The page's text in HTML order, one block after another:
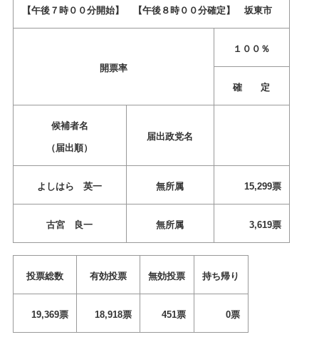
【午後７時００分開始】 【午後８時００分確定】 坂東市
開票率
１００％
確 定
候補者名
（届出順）
届出政党名
よしはら 英一 無所属 15,299票
古宮 良一 無所属 3,619票
投票総数 有効投票 無効投票 持ち帰り
19,369票 18,918票 451票 0票